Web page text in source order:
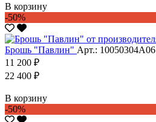
В корзину
-50%
Брошь "Павлин" Арт.: 10050304А06
11 200 ₽
22 400 ₽
В корзину
-50%